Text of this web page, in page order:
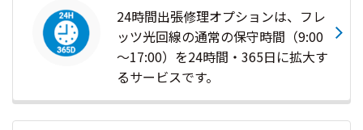
24時間出張修理オプションは、フレ
ッツ光回線の通常の保守時間（9:00
～17:00）を24時間・365日に拡大す
るサービスです。